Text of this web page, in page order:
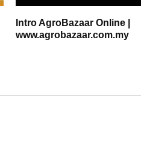
Intro AgroBazaar Online |
www.agrobazaar.com.my